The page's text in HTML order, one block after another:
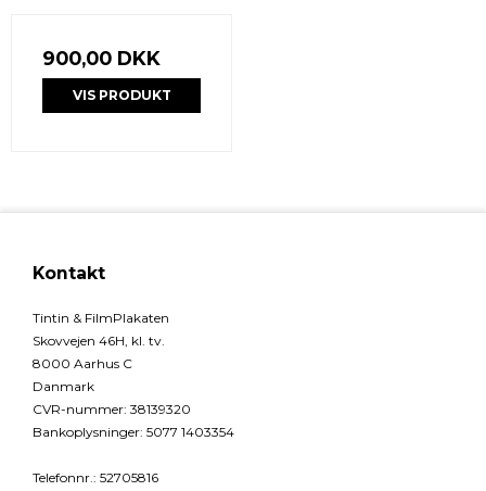
900,00 DKK
VIS PRODUKT
Kontakt
Tintin & FilmPlakaten
Skovvejen 46H, kl. tv.
8000 Aarhus C
Danmark
CVR-nummer: 38139320
Bankoplysninger: 5077 1403354
Telefonnr.: 52705816